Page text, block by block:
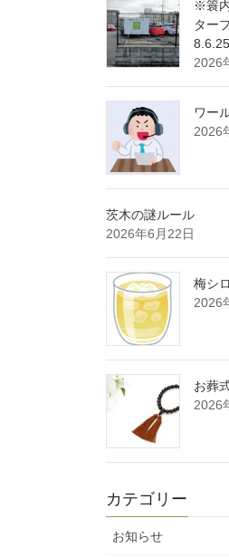
※簑
ター
8.6.25
2026
ワー
2026
茨木の謎ルール
2026年6月22日
梅シ
2026
お葬
2026
カテゴリー
お知らせ